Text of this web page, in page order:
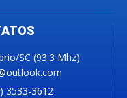
SC (93.3 Mhz)
3533-3612